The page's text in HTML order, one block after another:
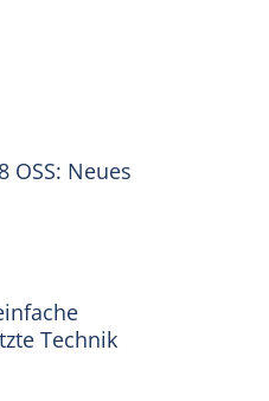
OSS: Neues
Technik